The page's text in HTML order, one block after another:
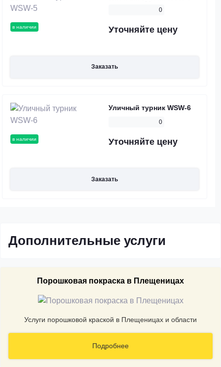
в наличии
0
Уточняйте цену
Заказать
в наличии
Уличный турник WSW-6
0
Уточняйте цену
Заказать
Дополнительные услуги
Порошковая покраска в Плещеницах
Услуги порошковой краской в Плещеницах и области
Подробнее